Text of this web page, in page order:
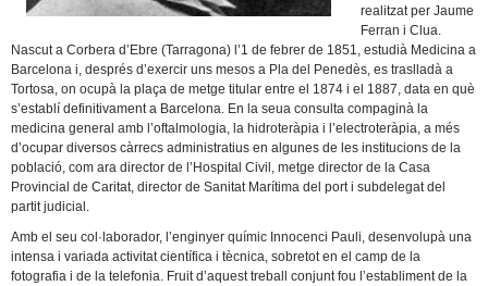
realitzat per Jaume
Ferran i Clua.
Nascut a Corbera d’Ebre (Tarragona) l’1 de febrer de 1851, estudià Medicina a
Barcelona i, després d’exercir uns mesos a Pla del Penedès, es traslladà a
Tortosa, on ocupà la plaça de metge titular entre el 1874 i el 1887, data en què
s’establí definitivament a Barcelona. En la seua consulta compaginà la
medicina general amb l’oftalmologia, la hidroteràpia i l’electroteràpia, a més
d’ocupar diversos càrrecs administratius en algunes de les institucions de la
població, com ara director de l’Hospital Civil, metge director de la Casa
Provincial de Caritat, director de Sanitat Marítima del port i subdelegat del
partit judicial.
Amb el seu col·laborador, l’enginyer químic Innocenci Pauli, desenvolupà una
intensa i variada activitat científica i tècnica, sobretot en el camp de la
fotografia i de la telefonia. Fruit d’aquest treball conjunt fou l’establiment de la